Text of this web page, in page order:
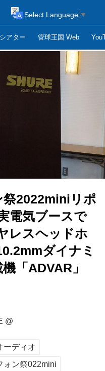
アター 管球王国 Web
Select Language ▼
祭2022miniリポ
電気ブースで
レスヘッドホ
ダイナミ
「ADVAR」
@
ーディオ
ォン祭022mini